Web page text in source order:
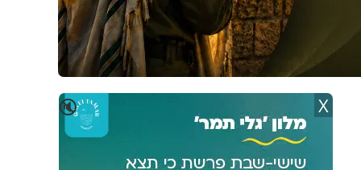
🔇 X